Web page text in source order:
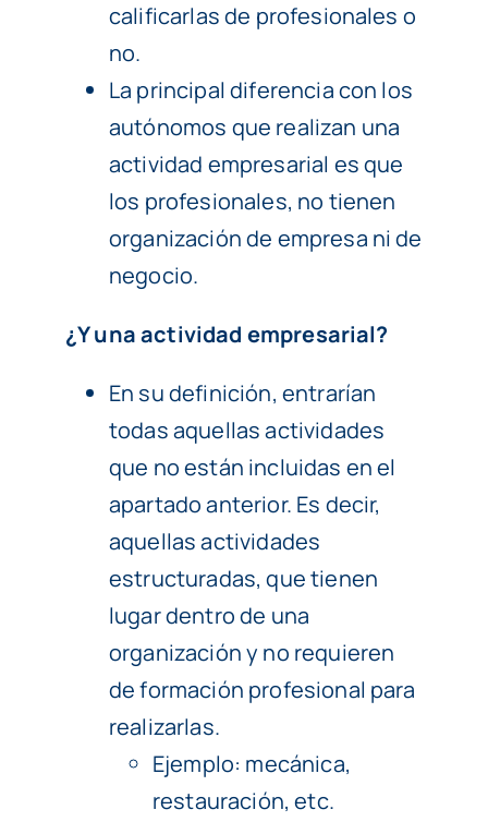
calificarlas de profesionales o
no.
La principal diferencia con los
autónomos que realizan una
actividad empresarial es que
los profesionales, no tienen
organización de empresa ni de
negocio.
¿Y una actividad empresarial?
En su definición, entrarían
todas aquellas actividades
que no están incluidas en el
apartado anterior. Es decir,
aquellas actividades
estructuradas, que tienen
lugar dentro de una
organización y no requieren
de formación profesional para
realizarlas.
Ejemplo: mecánica,
restauración, etc.